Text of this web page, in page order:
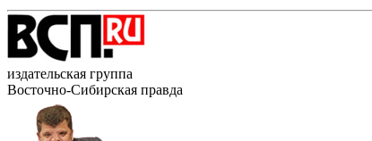
издательская группа
Восточно-Сибирская правда